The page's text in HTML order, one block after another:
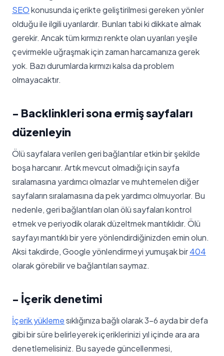
SEOkonusunda içerikte geliştirilmesi gereken yönler
olduğu ile ilgili uyarılardır. Bunları tabi ki dikkate almak
gerekir. Ancak tüm kırmızı renkte olan uyarıları yeşile
çevirmekle uğraşmak için zaman harcamanıza gerek
yok. Bazı durumlarda kırmızı kalsa da problem
olmayacaktır.
- Backlinkleri sona ermiş sayfaları
düzenleyin
Ölü sayfalara verilen geri bağlantılar etkin bir şekilde
boşa harcanır. Artık mevcut olmadığı için sayfa
sıralamasına yardımcı olmazlar ve muhtemelen diğer
sayfaların sıralamasına da pek yardımcı olmuyorlar. Bu
nedenle, geri bağlantıları olan ölü sayfaları kontrol
etmek ve periyodik olarak düzeltmek mantıklıdır. Ölü
sayfayı mantıklı bir yere yönlendirdiğinizden emin olun.
Aksi takdirde, Google yönlendirmeyi yumuşak bir404
olarak görebilir ve bağlantıları saymaz.
- İçerik denetimi
İçerik yüklemesıklığınıza bağlı olarak 3-6 ayda bir defa
gibi bir süre belirleyerek içeriklerinizi yıl içinde ara ara
denetlemelisiniz. Bu sayede güncellenmesi,